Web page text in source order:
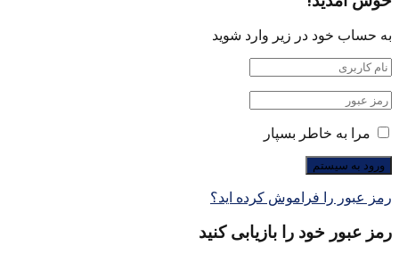
به حساب خود در زیر وارد شوید
مرا به خاطر بسپار
رمز عبور را فراموش کرده اید؟
رمز عبور خود را بازیابی کنید